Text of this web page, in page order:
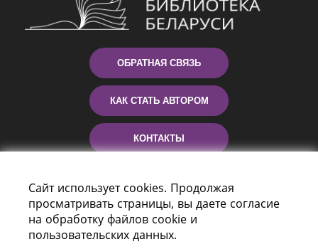
ОБРАТНАЯ СВЯЗЬ
КАК СТАТЬ АВТОРОМ
КОНТАКТЫ
Сайт использует cookies. Продолжая
просматривать страницы, вы даете согласие
на обработку файлов cookie и
пользовательских данных.